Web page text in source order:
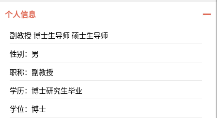
个人信息
副教授 博士生导师 硕士生导师
性别：男
职称：副教授
学历：博士研究生毕业
学位：博士